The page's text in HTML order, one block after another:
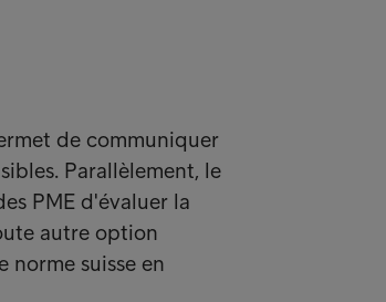
de communiquer
Parallèlement, le
PME d'évaluer la
autre option
suisse en